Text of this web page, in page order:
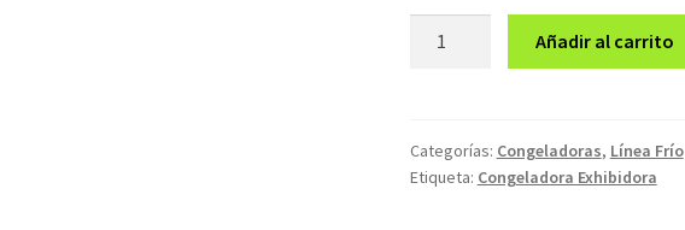
Añadir al carrito
Categorías: Congeladoras, Línea Frío
Etiqueta: Congeladora Exhibidora